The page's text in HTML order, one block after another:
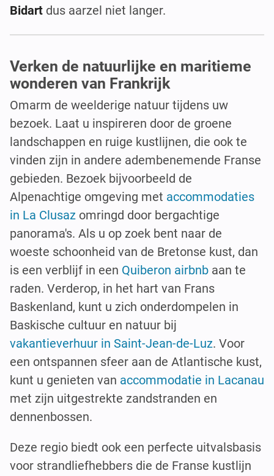
Bidart dus aarzel niet langer.
Verken de natuurlijke en maritieme
wonderen van Frankrijk
Omarm de weelderige natuur tijdens uw
bezoek. Laat u inspireren door de groene
landschappen en ruige kustlijnen, die ook te
vinden zijn in andere adembenemende Franse
gebieden. Bezoek bijvoorbeeld de
Alpenachtige omgeving met accommodaties
in La Clusaz omringd door bergachtige
panorama's. Als u op zoek bent naar de
woeste schoonheid van de Bretonse kust, dan
is een verblijf in een Quiberon airbnb aan te
raden. Verderop, in het hart van Frans
Baskenland, kunt u zich onderdompelen in
Baskische cultuur en natuur bij
vakantieverhuur in Saint-Jean-de-Luz. Voor
een ontspannen sfeer aan de Atlantische kust,
kunt u genieten van accommodatie in Lacanau
met zijn uitgestrekte zandstranden en
dennenbossen.
Deze regio biedt ook een perfecte uitvalsbasis
voor strandliefhebbers die de Franse kustlijn